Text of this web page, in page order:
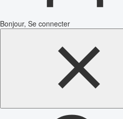
Bonjour, Se connecter